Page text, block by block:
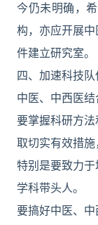
今仍未明确，
构，亦应开展
件建立研究室。
四、加速科技
中医、中西医
要掌握科研方
取切实有效措施
特别是要致力
学科带头人。
要搞好中医、中